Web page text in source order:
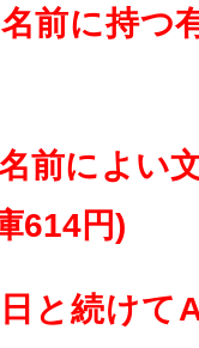
前に持つ
前によい
614円)
日と続けて